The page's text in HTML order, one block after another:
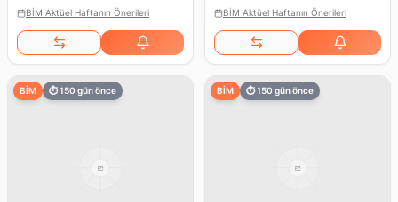
BİM Aktüel Haftanın Önerileri
BİM Aktüel Haftanın Önerileri
BİM ⏱150 gün önce BİM ⏱150 gün önce